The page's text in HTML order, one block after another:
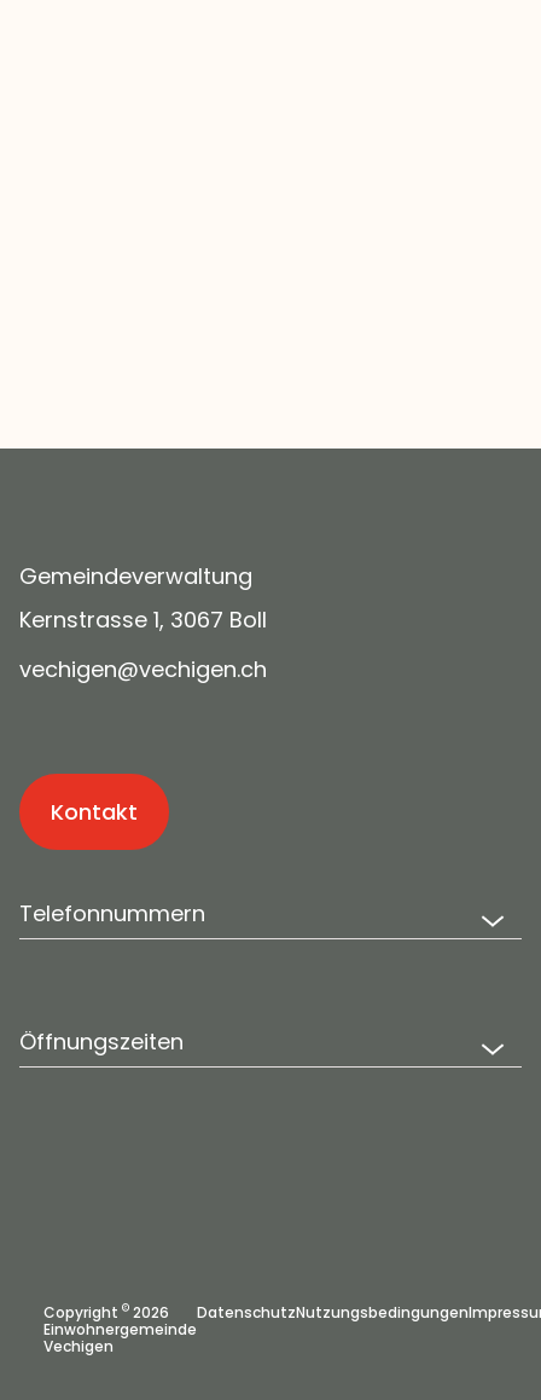
Gemeindeverwaltung
Kernstrasse 1, 3067 Boll
v ch g n v ch g n ch
Kontakt
Telefonnummern
Öffnungszeiten
Copyright © 2026
Einwohnergemeinde
Vechigen
DatenschutzNutzungsbedingungen